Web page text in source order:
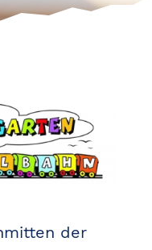
der